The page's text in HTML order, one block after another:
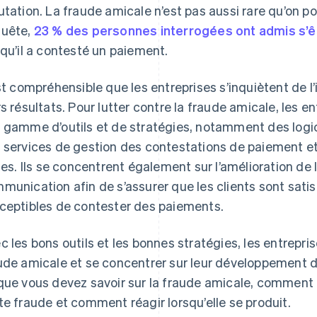
La fraude amicale n’est pas aussi rare qu’on
23 % des personnes interrogées ont admis
a contesté un paiement.
compréhensible que les entreprises s’inquiètent de
résultats. Pour lutter contre la fraude amicale, les
gamme d’outils et de stratégies, notamment des
services de gestion des contestations de paiement
Ils se concentrent également sur l’amélioration
afin de s’assurer que les clients sont
de contester des paiements.
les bons outils et les bonnes stratégies, les
amicale et se concentrer sur leur développement
vous devez savoir sur la fraude amicale,
fraude et comment réagir lorsqu’elle se produit.